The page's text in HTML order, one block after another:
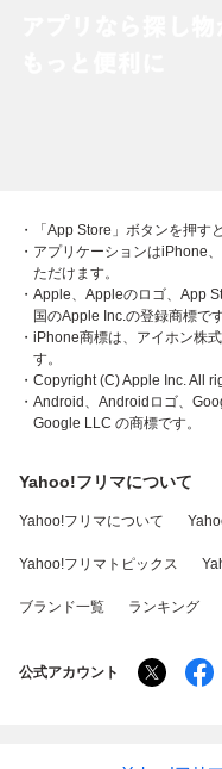
・「App Store」ボタンを押す
・アプリケーションはiPhone
ただけます。
・Apple、Appleのロゴ、App
国のApple Inc.の登録商標です
・iPhone商標は、アイホン株
す。
・Copyright (C) Apple Inc. All
・Android、Androidロゴ、
Google LLC の商標です。
Yahoo!フリマについて
Yahoo!フリマについて
Yahoo!フリマトピックス
ブランド一覧 ランキング
公式アカウント